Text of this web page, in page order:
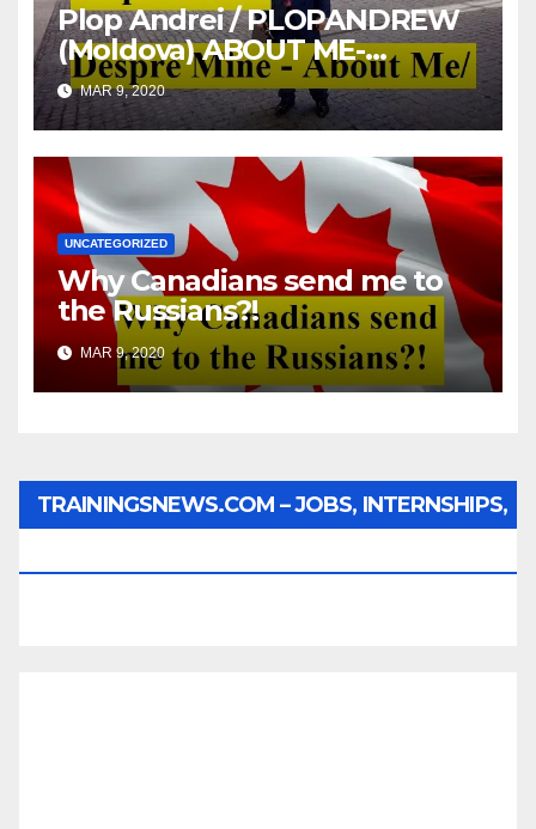
Plop Andrei / PLOPANDREW
(Moldova) ABOUT ME-
DESPRE MINE
MAR 9, 2020
UNCATEGORIZED
Why Canadians send me to
the Russians?!
MAR 9, 2020
TRAININGSNEWS.COM – JOBS, INTERNSHIPS,